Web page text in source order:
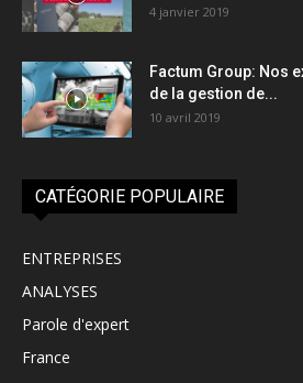
4 janvier 2019
Factum Group: Nos
de la gestion de...
10 avril 2019
CATÉGORIE POPULAIRE
ENTREPRISES
ANALYSES
Parole d'expert
France